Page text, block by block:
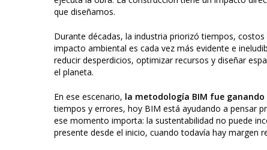
que diseñamos.
Durante décadas, la industria priorizó tiempos,
impacto ambiental es cada vez más evidente e
reducir desperdicios, optimizar recursos y diseñar
el planeta.
En ese escenario, la metodología BIM fue
tiempos y errores, hoy BIM está ayudando a pensar
ese momento importa: la sustentabilidad no puede
presente desde el inicio, cuando todavía hay margen